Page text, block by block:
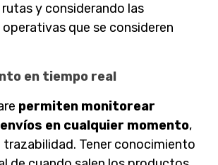
y considerando las
que se consideren
en tiempo real
permiten monitorear
en cualquier momento,
trazabilidad. Tener conocimiento